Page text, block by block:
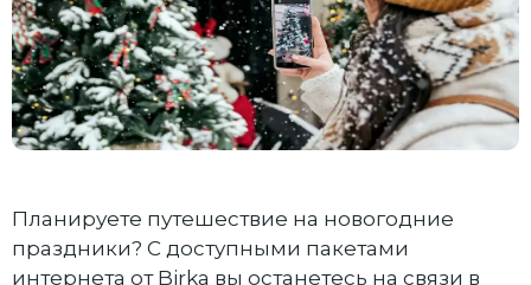
Планируете путешествие на новогодние
праздники? С доступными пакетами
интернета от Birka вы останетесь на связи в